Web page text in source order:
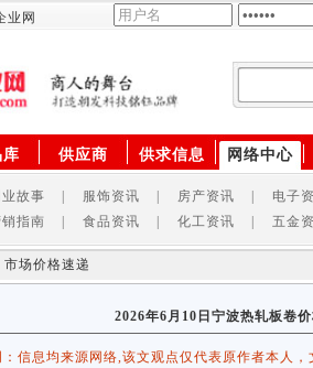
业网
库 供应商 供求信息 网络中心
故事 服饰资讯 房产资讯
电子
指南 食品资讯 化工资讯 五金
场价格速递
2026年6月10日宁波热轧板卷
：信息均来源网络,该文观点仅代表原作者本人